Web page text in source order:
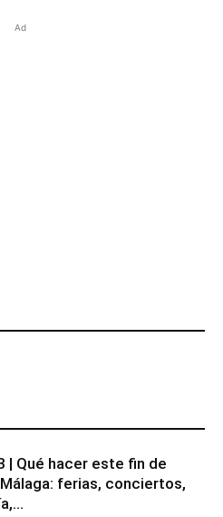
Ad
| Qué hacer este fin de
ferias, conciertos,